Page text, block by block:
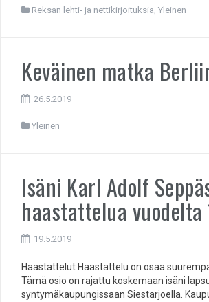
Reksan lehti- ja nettikirjoituksia, Yleinen
Keväinen matka
26.5.2019
Yleinen
Isäni Karl Adolf
haastattelua vuodelta
19.5.2019
Haastattelut Haastattelu on osaa
Tämä osio on rajattu koskemaan isäni
syntymäkaupungissaan Siestarjoella.